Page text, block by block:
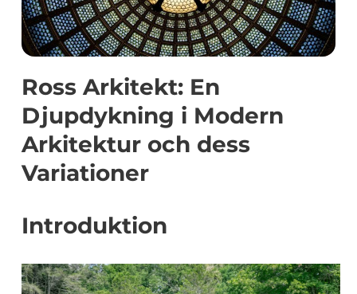
Ross Arkitekt: En
Djupdykning i Modern
Arkitektur och dess
Variationer
Introduktion